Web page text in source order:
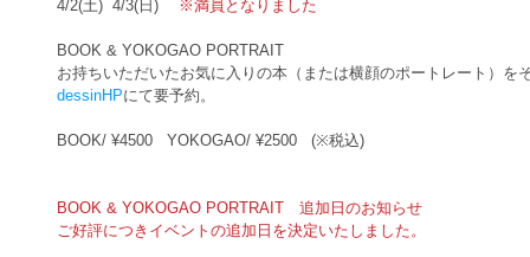
4/2(土)  4/3(日) ※満員となりました
BOOK & YOKOGAO PORTRAIT
お持ちいただいたお気に入りの本（または横顔のポートレート）を
dessinHPにて要予約。
BOOK/ ¥4500   YOKOGAO/ ¥2500   (※税込)
BOOK & YOKOGAO PORTRAIT　追加日のお知らせ
ご好評につきイベントの追加日を決定いたしました。